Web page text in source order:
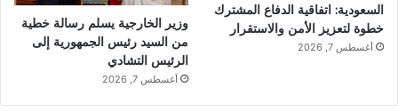
السعودية: اتفاقية الدفاع المشترك
خطوة لتعزيز الأمن والاستقرار
أغسطس 7, 2026
وزير الخارجية يسلم رسالة خطية
من السيد رئيس الجمهورية إلى
الرئيس التشادي
أغسطس 7, 2026